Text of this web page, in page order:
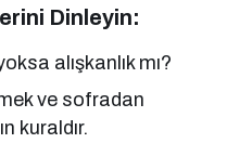
Dinleyin:
alışkanlık mı?
ve sofradan
kuraldır.